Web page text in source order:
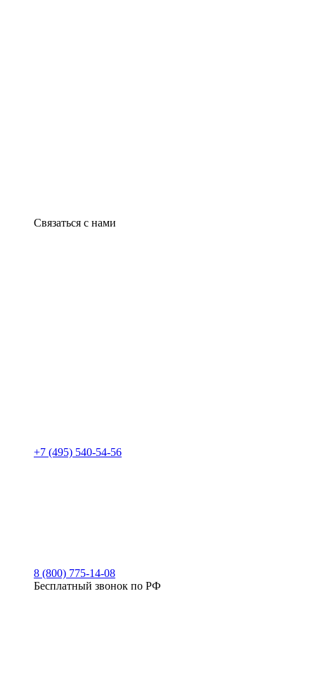
Связаться с нами
+7 (495) 540-54-56
8 (800) 775-14-08
Бесплатный звонок по РФ